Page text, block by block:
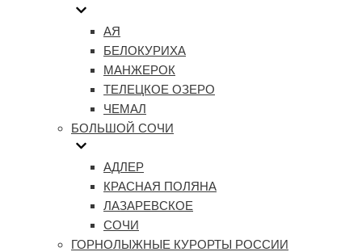
АЯ
БЕЛОКУРИХА
МАНЖЕРОК
ТЕЛЕЦКОЕ ОЗЕРО
ЧЕМАЛ
БОЛЬШОЙ СОЧИ
АДЛЕР
КРАСНАЯ ПОЛЯНА
ЛАЗАРЕВСКОЕ
СОЧИ
ГОРНОЛЫЖНЫЕ КУРОРТЫ РОССИИ